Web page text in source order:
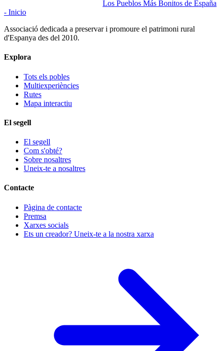
Los Pueblos Más Bonitos de España
- Inicio
Associació dedicada a preservar i promoure el patrimoni rural
d'Espanya des del 2010.
Explora
Tots els pobles
Multiexperiències
Rutes
Mapa interactiu
El segell
El segell
Com s'obté?
Sobre nosaltres
Uneix-te a nosaltres
Contacte
Pàgina de contacte
Premsa
Xarxes socials
Ets un creador? Uneix-te a la nostra xarxa